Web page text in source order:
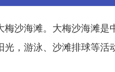
沙海滩。大梅沙海滩是
，游泳、沙滩排球等活